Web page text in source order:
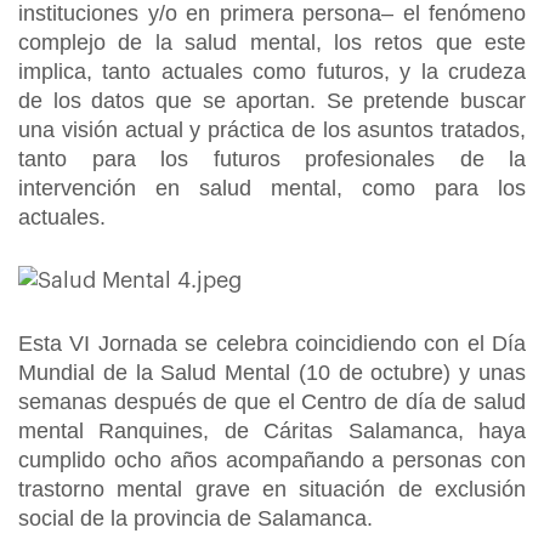
instituciones y/o en primera persona– el fenómeno
complejo de la salud mental, los retos que este
implica, tanto actuales como futuros, y la crudeza
de los datos que se aportan. Se pretende buscar
una visión actual y práctica de los asuntos tratados,
tanto para los futuros profesionales de la
intervención en salud mental, como para los
actuales.
Esta VI Jornada se celebra coincidiendo con el Día
Mundial de la Salud Mental (10 de octubre) y unas
semanas después de que el Centro de día de salud
mental Ranquines, de Cáritas Salamanca, haya
cumplido ocho años acompañando a personas con
trastorno mental grave en situación de exclusión
social de la provincia de Salamanca.